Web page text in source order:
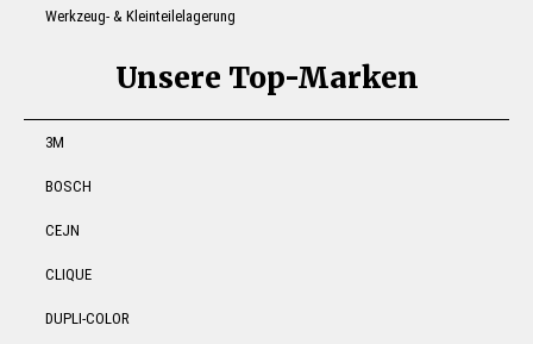
Werkzeug- & Kleinteilelagerung
Unsere Top-Marken
3M
BOSCH
CEJN
CLIQUE
DUPLI-COLOR